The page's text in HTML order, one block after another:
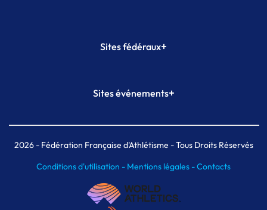
Sites fédéraux+
Plateforme Formation
Sites événements+
Meeting de Paris indoor
MAIF Ekiden de Paris
2026- Fédération Française d'Athlétisme - Tous Droits Réservés
Conditions d'utilisation - Mentions légales -Contacts